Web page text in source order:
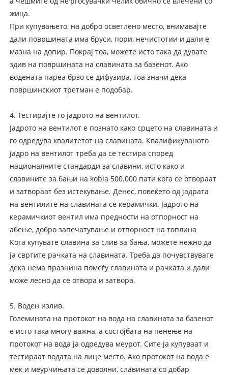
жица.
При купувањето, на добро осветлено место, внимавајте
дали површината има бруси, пори, нечистотии и дали е
мазна на допир. Покрај тоа, можете исто така да дувате
здив на површината на славината за базенот. Ако
водената пареа брзо се дифузира, тоа значи дека
површинскиот третман е подобар.
4. Тестирајте го јадрото на вентилот.
Јадрото на вентилот е познато како срцето на славината и
го одредува квалитетот на славината. Квалификуваното
јадро на вентилот треба да се тестира според
националните стандарди за славини, исто како и
славините за бањи на kobia 500.000 пати кога се отвораат
и затвораат без истекување. Денес, повеќето од јадрата
на вентилите на славината се керамички. Јадрото на
керамичкиот вентил има предности на отпорност на
абење, добро запечатување и отпорност на топлина
Кога купувате славина за слив за бања, можете нежно да
ја свртите рачката на славината. Треба да почувствувате
дека нема празнина помеѓу славината и рачката и дали
може лесно да се отвора и затвора.
5. Воден излив.
Големината на протокот на вода на славината за базенот
е исто така многу важна, а состојбата на пенење на
протокот на вода ја одредува меурот. Сите ја купуваат и
тестираат водата на лице место. Ако протокот на вода е
мек и меурчињата се доволни, славината со добар